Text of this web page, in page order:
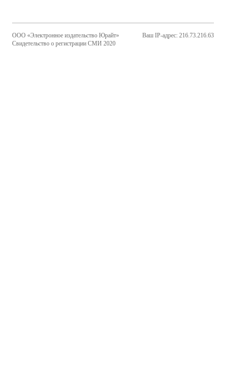
ООО «Электронное издательство Юрайт»
Свидетельство о регистрации СМИ 2020
Ваш IP-адрес: 216.73.216.63